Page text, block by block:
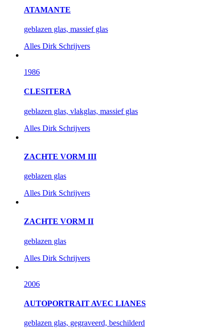
ATAMANTE
geblazen glas, massief glas
Alles Dirk Schrijvers
1986
CLESITERA
geblazen glas, vlakglas, massief glas
Alles Dirk Schrijvers
ZACHTE VORM III
geblazen glas
Alles Dirk Schrijvers
ZACHTE VORM II
geblazen glas
Alles Dirk Schrijvers
2006
AUTOPORTRAIT AVEC LIANES
geblazen glas, gegraveerd, beschilderd